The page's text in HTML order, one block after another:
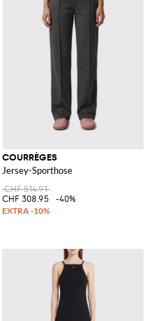
COURRÈGES
Jersey-Sporthose
CHF 514.91
CHF 308.95
-40%